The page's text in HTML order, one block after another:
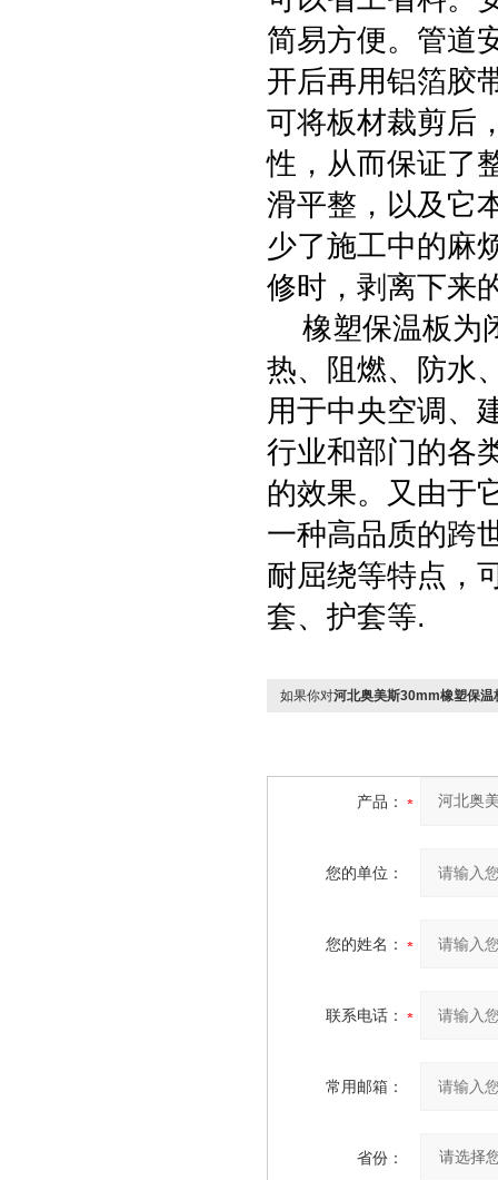
简易方便。管道
开后再用铝箔胶
可将板材裁剪后
性，从而保证了
滑平整，以及它
少了施工中的麻
修时，剥离下来
橡塑保温板为
热、阻燃、防水
用于中央空调、
行业和部门的各
的效果。又由于
一种高品质的跨
耐屈绕等特点，
套、护套等.
如果你对河北奥美斯30mm橡塑保温
产品：
您的单位：
您的姓名：
联系电话：
常用邮箱：
省份：